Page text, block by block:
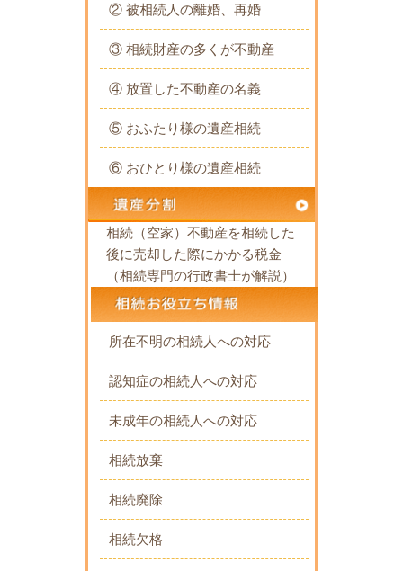
② 被相続人の離婚、再婚
③ 相続財産の多くが不動産
④ 放置した不動産の名義
⑤ おふたり様の遺産相続
⑥ おひとり様の遺産相続
相続（空家）不動産を相続した
後に売却した際にかかる税金
（相続専門の行政書士が解説）
所在不明の相続人への対応
認知症の相続人への対応
未成年の相続人への対応
相続放棄
相続廃除
相続欠格